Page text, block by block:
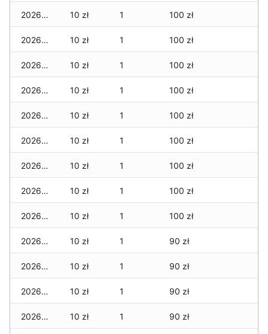
2026-07-11 10 zł 1 100 zł
2026-07-10 10 zł 1 100 zł
2026-07-09 10 zł 1 100 zł
2026-07-08 10 zł 1 100 zł
2026-07-07 10 zł 1 100 zł
2026-07-06 10 zł 1 100 zł
2026-07-05 10 zł 1 100 zł
2026-07-04 10 zł 1 100 zł
2026-07-03 10 zł 1 100 zł
2026-07-02 10 zł 1 90 zł
2026-07-01 10 zł 1 90 zł
2026-06-30 10 zł 1 90 zł
2026-06-28 10 zł 1 90 zł